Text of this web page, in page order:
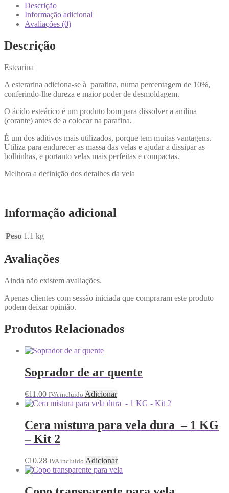
Descrição
Informação adicional
Avaliações (0)
Descrição
Estearina
A esterarina adiciona-se à parafina, numa percentagem de 10%,
conferindo-lhe dureza e maior poder de desmoldagem.
O ácido esteárico é um produto bom para dissolver a anilina
(corante) antes de a colocar na parafina.
É um dos aditivos mais utilizados, porque tem muitas vantagens.
Utiliza para endurecer as massa das velas e ajudar a dissipar as
bolhinhas, e portanto velas mais perfeitas e compactas.
Melhora a definição dos detalhes da vela
Informação adicional
Peso 1.1 kg
Avaliações
Ainda não existem avaliações.
Apenas clientes com sessão iniciada que compraram este produto
podem deixar opinião.
Produtos Relacionados
Soprador de ar quente
€11.00 IVA incluido Adicionar
Cera mistura para vela dura – 1 KG
– Kit 2
€10.28 IVA incluido Adicionar